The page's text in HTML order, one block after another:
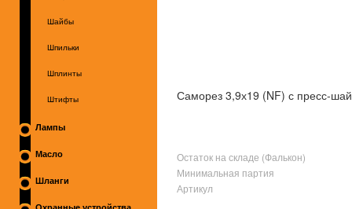
Шайбы
Шпильки
Шплинты
Штифты
Лампы
Масло
Шланги
Саморез 3,9х19 (NF) с пресс-
Остаток на складе (Фалькон)
Минимальная партия
Артикул